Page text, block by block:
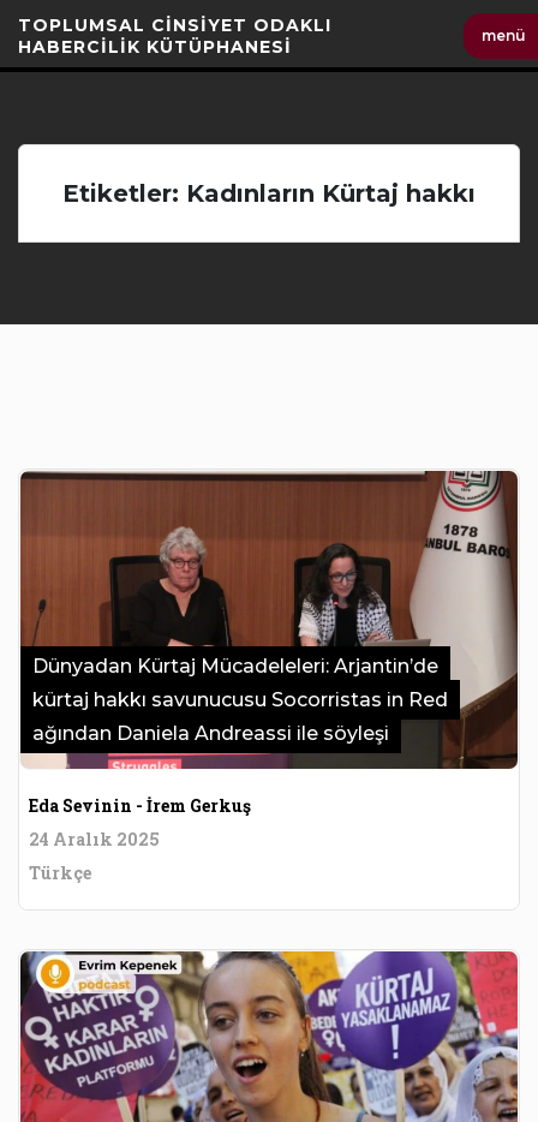
Geç
TOPLUMSAL CİNSİYET ODAKLI
HABERCİLİK KÜTÜPHANESİ
menü
Etiketler: Kadınların Kürtaj hakkı
Dünyadan Kürtaj Mücadeleleri: Arjantin’de
kürtaj hakkı savunucusu Socorristas in Red
ağından Daniela Andreassi ile söyleşi
Eda Sevinin - İrem Gerkuş
24 Aralık 2025
Türkçe